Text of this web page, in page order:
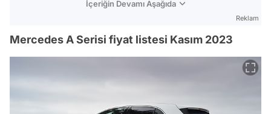
İçeriğin Devamı Aşağıda
Reklam
Mercedes A Serisi fiyat listesi Kasım 2023